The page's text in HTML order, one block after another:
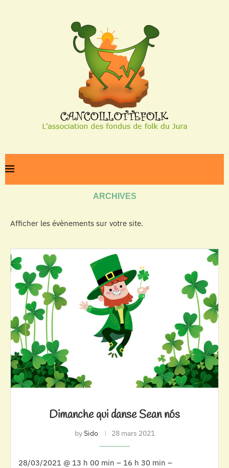
ARCHIVES
Afficher les évènements sur votre site.
Dimanche qui danse Sean nós
bySido 28 mars 2021
28/03/2021 @ 13 h 00 min – 16 h 30 min –